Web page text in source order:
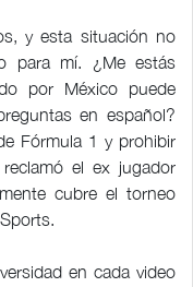
y esta situación no
para mí. ¿Me estás
por México puede
en español?
Fórmula 1 y prohibir
el ex jugador
cubre el torneo
en cada video